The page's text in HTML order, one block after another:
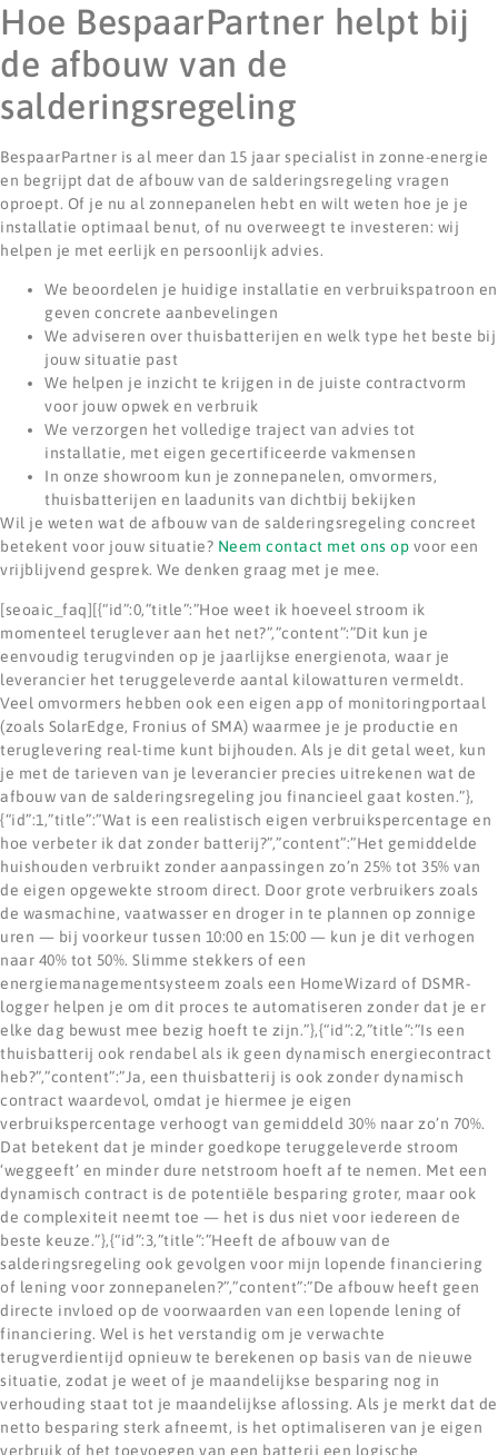
Hoe BespaarPartner helpt bij
de afbouw van de
salderingsregeling
BespaarPartner is al meer dan 15 jaar specialist in zonne-energie
en begrijpt dat de afbouw van de salderingsregeling vragen
oproept. Of je nu al zonnepanelen hebt en wilt weten hoe je je
installatie optimaal benut, of nu overweegt te investeren: wij
helpen je met eerlijk en persoonlijk advies.
We beoordelen je huidige installatie en verbruikspatroon en
geven concrete aanbevelingen
We adviseren over thuisbatterijen en welk type het beste bij
jouw situatie past
We helpen je inzicht te krijgen in de juiste contractvorm
voor jouw opwek en verbruik
We verzorgen het volledige traject van advies tot
installatie, met eigen gecertificeerde vakmensen
In onze showroom kun je zonnepanelen, omvormers,
thuisbatterijen en laadunits van dichtbij bekijken
Wil je weten wat de afbouw van de salderingsregeling concreet
betekent voor jouw situatie? Neem contact met ons op voor een
vrijblijvend gesprek. We denken graag met je mee.
[seoaic_faq][{“id”:0,”title”:”Hoe weet ik hoeveel stroom ik
momenteel teruglever aan het net?”,”content”:”Dit kun je
eenvoudig terugvinden op je jaarlijkse energienota, waar je
leverancier het teruggeleverde aantal kilowatturen vermeldt.
Veel omvormers hebben ook een eigen app of monitoringportaal
(zoals SolarEdge, Fronius of SMA) waarmee je je productie en
teruglevering real-time kunt bijhouden. Als je dit getal weet, kun
je met de tarieven van je leverancier precies uitrekenen wat de
afbouw van de salderingsregeling jou financieel gaat kosten.”},
{“id”:1,”title”:”Wat is een realistisch eigen verbruikspercentage en
hoe verbeter ik dat zonder batterij?”,”content”:”Het gemiddelde
huishouden verbruikt zonder aanpassingen zo’n 25% tot 35% van
de eigen opgewekte stroom direct. Door grote verbruikers zoals
de wasmachine, vaatwasser en droger in te plannen op zonnige
uren — bij voorkeur tussen 10:00 en 15:00 — kun je dit verhogen
naar 40% tot 50%. Slimme stekkers of een
energiemanagementsysteem zoals een HomeWizard of DSMR-
logger helpen je om dit proces te automatiseren zonder dat je er
elke dag bewust mee bezig hoeft te zijn.”},{“id”:2,”title”:”Is een
thuisbatterij ook rendabel als ik geen dynamisch energiecontract
heb?”,”content”:”Ja, een thuisbatterij is ook zonder dynamisch
contract waardevol, omdat je hiermee je eigen
verbruikspercentage verhoogt van gemiddeld 30% naar zo’n 70%.
Dat betekent dat je minder goedkope teruggeleverde stroom
‘weggeeft’ en minder dure netstroom hoeft af te nemen. Met een
dynamisch contract is de potentiële besparing groter, maar ook
de complexiteit neemt toe — het is dus niet voor iedereen de
beste keuze.”},{“id”:3,”title”:”Heeft de afbouw van de
salderingsregeling ook gevolgen voor mijn lopende financiering
of lening voor zonnepanelen?”,”content”:”De afbouw heeft geen
directe invloed op de voorwaarden van een lopende lening of
financiering. Wel is het verstandig om je verwachte
terugverdientijd opnieuw te berekenen op basis van de nieuwe
situatie, zodat je weet of je maandelijkse besparing nog in
verhouding staat tot je maandelijkse aflossing. Als je merkt dat de
netto besparing sterk afneemt, is het optimaliseren van je eigen
verbruik of het toevoegen van een batterij een logische